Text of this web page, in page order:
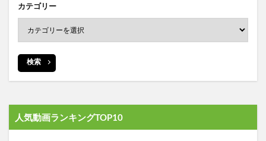
カテゴリー
検索
人気動画ランキングTOP10